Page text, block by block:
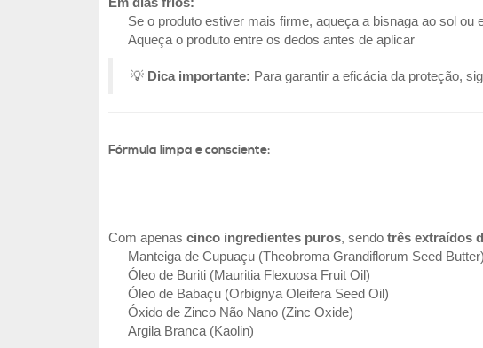
Se o produto estiver mais firme, aqueça a bisnaga ao sol ou
Aqueça o produto entre os dedos antes de aplicar
💡 Dica importante: Para garantir a eficácia da proteção,
Fórmula limpa e consciente:
Com apenas cinco ingredientes puros, sendo três extraídos
Manteiga de Cupuaçu (Theobroma Grandiflorum Seed Butter)
Óleo de Buriti (Mauritia Flexuosa Fruit Oil)
Óleo de Babaçu (Orbignya Oleifera Seed Oil)
Óxido de Zinco Não Nano (Zinc Oxide)
Argila Branca (Kaolin)